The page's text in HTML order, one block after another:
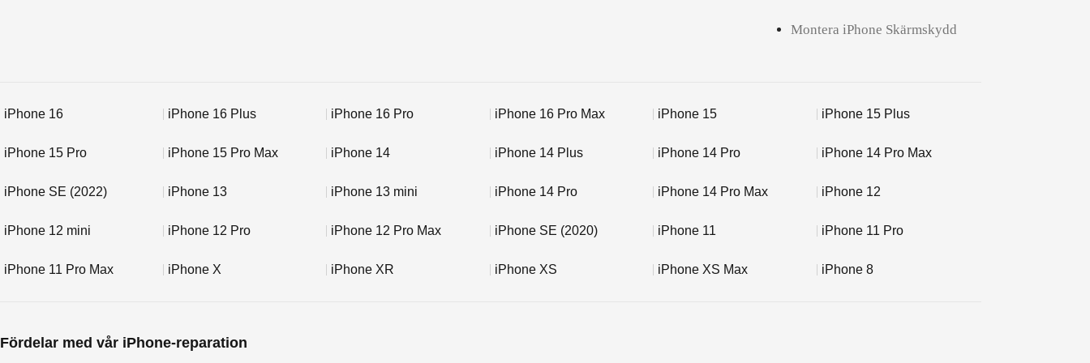
Montera iPhone Skärmskydd
iPhone 16 iPhone 16 Plus iPhone 16 Pro iPhone 16 Pro Max iPhone 15 iPhone 15 Plus
iPhone 15 Pro iPhone 15 Pro Max iPhone 14 iPhone 14 Plus iPhone 14 Pro iPhone 14 Pro Max
iPhone SE (2022) iPhone 13 iPhone 13 mini iPhone 14 Pro iPhone 14 Pro Max iPhone 12
iPhone 12 mini iPhone 12 Pro iPhone 12 Pro Max iPhone SE (2020) iPhone 11 iPhone 11 Pro
iPhone 11 Pro Max iPhone X iPhone XR iPhone XS iPhone XS Max iPhone 8
Fördelar med vår iPhone-reparation